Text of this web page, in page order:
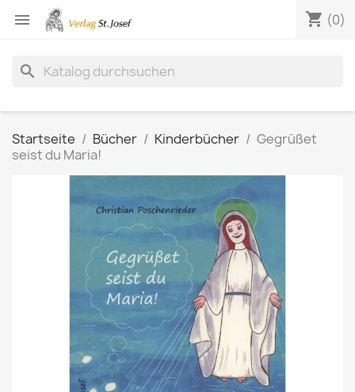
 shopping_cart (0)
search
Startseite Bücher Kinderbücher
Gegrüßet
seist du Maria!